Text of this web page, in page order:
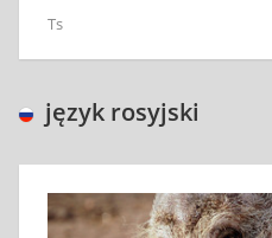
Ts
język rosyjski